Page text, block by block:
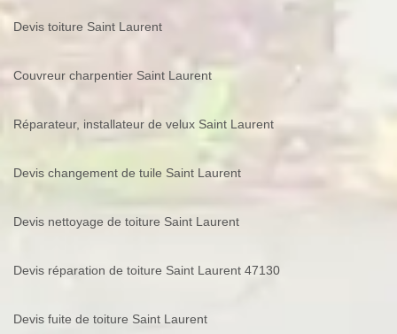
Devis toiture Saint Laurent
Couvreur charpentier Saint Laurent
Réparateur, installateur de velux Saint Laurent
Devis changement de tuile Saint Laurent
Devis nettoyage de toiture Saint Laurent
Devis réparation de toiture Saint Laurent 47130
Devis fuite de toiture Saint Laurent